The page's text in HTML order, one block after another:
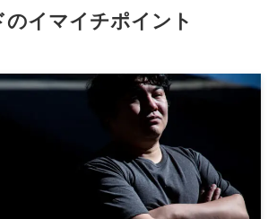
イマイチポイント